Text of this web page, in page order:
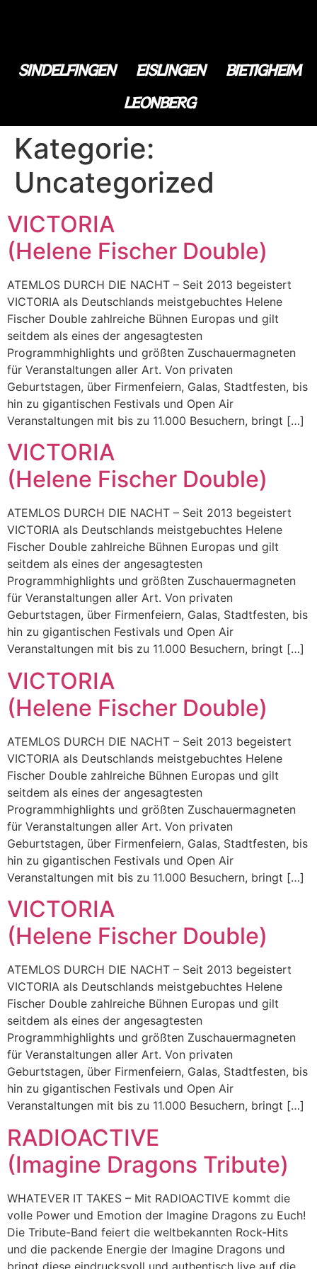
SINDELFINGEN EISLINGEN
BIETIGHEIM
LEONBERG
Kategorie:
Uncategorized
VICTORIA
(Helene Fischer Double)
ATEMLOS DURCH DIE NACHT – Seit 2013 begeistert
VICTORIA als Deutschlands meistgebuchtes Helene
Fischer Double zahlreiche Bühnen Europas und gilt
seitdem als eines der angesagtesten
Programmhighlights und größten Zuschauermagneten
für Veranstaltungen aller Art. Von privaten
Geburtstagen, über Firmenfeiern, Galas, Stadtfesten, bis
hin zu gigantischen Festivals und Open Air
Veranstaltungen mit bis zu 11.000 Besuchern, bringt […]
VICTORIA
(Helene Fischer Double)
ATEMLOS DURCH DIE NACHT – Seit 2013 begeistert
VICTORIA als Deutschlands meistgebuchtes Helene
Fischer Double zahlreiche Bühnen Europas und gilt
seitdem als eines der angesagtesten
Programmhighlights und größten Zuschauermagneten
für Veranstaltungen aller Art. Von privaten
Geburtstagen, über Firmenfeiern, Galas, Stadtfesten, bis
hin zu gigantischen Festivals und Open Air
Veranstaltungen mit bis zu 11.000 Besuchern, bringt […]
VICTORIA
(Helene Fischer Double)
ATEMLOS DURCH DIE NACHT – Seit 2013 begeistert
VICTORIA als Deutschlands meistgebuchtes Helene
Fischer Double zahlreiche Bühnen Europas und gilt
seitdem als eines der angesagtesten
Programmhighlights und größten Zuschauermagneten
für Veranstaltungen aller Art. Von privaten
Geburtstagen, über Firmenfeiern, Galas, Stadtfesten, bis
hin zu gigantischen Festivals und Open Air
Veranstaltungen mit bis zu 11.000 Besuchern, bringt […]
VICTORIA
(Helene Fischer Double)
ATEMLOS DURCH DIE NACHT – Seit 2013 begeistert
VICTORIA als Deutschlands meistgebuchtes Helene
Fischer Double zahlreiche Bühnen Europas und gilt
seitdem als eines der angesagtesten
Programmhighlights und größten Zuschauermagneten
für Veranstaltungen aller Art. Von privaten
Geburtstagen, über Firmenfeiern, Galas, Stadtfesten, bis
hin zu gigantischen Festivals und Open Air
Veranstaltungen mit bis zu 11.000 Besuchern, bringt […]
RADIOACTIVE
(Imagine Dragons Tribute)
WHATEVER IT TAKES – Mit RADIOACTIVE kommt die
volle Power und Emotion der Imagine Dragons zu Euch!
Die Tribute-Band feiert die weltbekannten Rock-Hits
und die packende Energie der Imagine Dragons und
bringt diese eindrucksvoll und authentisch live auf die